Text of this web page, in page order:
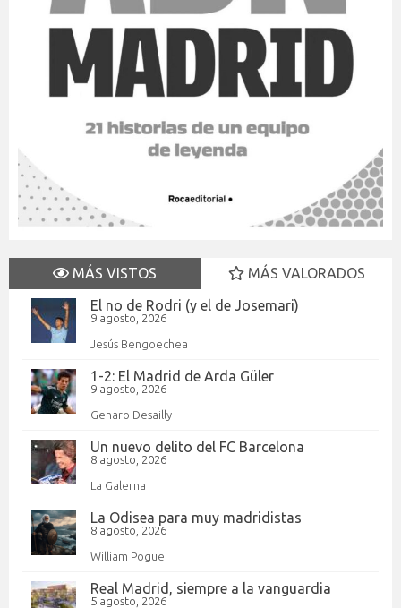
MÁS VISTOS
MÁS VALORADOS
El no de Rodri (y el de Josemari)
9 agosto, 2026
Jesús Bengoechea
1-2: El Madrid de Arda Güler
9 agosto, 2026
Genaro Desailly
Un nuevo delito del FC Barcelona
8 agosto, 2026
La Galerna
La Odisea para muy madridistas
8 agosto, 2026
William Pogue
Real Madrid, siempre a la vanguardia
5 agosto, 2026